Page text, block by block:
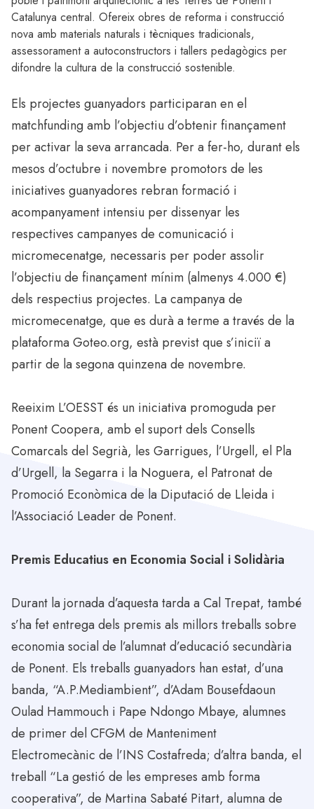
Catalunya central. Ofereix obres de reforma i construcció
nova amb materials naturals i tècniques tradicionals,
assessorament a autoconstructors i tallers pedagògics per
difondre la cultura de la construcció sostenible.
Els projectes guanyadors participaran en el
matchfunding amb l’objectiu d’obtenir finançament
per activar la seva arrancada. Per a fer-ho, durant els
mesos d’octubre i novembre promotors de les
iniciatives guanyadores rebran formació i
acompanyament intensiu per dissenyar les
respectives campanyes de comunicació i
micromecenatge, necessaris per poder assolir
l’objectiu de finançament mínim (almenys 4.000 €)
dels respectius projectes. La campanya de
micromecenatge, que es durà a terme a través de la
plataformaGoteo.org, està previst que s’iniciï a
partir de la segona quinzena de novembre.
Reeixim L’OESST és un iniciativa promoguda per
Ponent Coopera, amb el suport dels Consells
Comarcals del Segrià, les Garrigues, l’Urgell, el Pla
d’Urgell, la Segarra i la Noguera, el Patronat de
Promoció Econòmica de la Diputació de Lleida i
l’Associació Leader de Ponent.
Premis Educatius en Economia Social i Solidària
Durant la jornada d’aquesta tarda a Cal Trepat, també
s’ha fet entrega dels premis als millors treballs sobre
economia social de l’alumnat d’educació secundària
de Ponent. Els treballs guanyadors han estat, d’una
banda, “A.P.Mediambient”, d’Adam Bousefdaoun
Oulad Hammouch i Pape Ndongo Mbaye, alumnes
de primer del CFGM de Manteniment
Electromecànic de l’INS Costafreda; d’altra banda, el
treball “La gestió de les empreses amb forma
cooperativa”, de Martina Sabaté Pitart, alumna de